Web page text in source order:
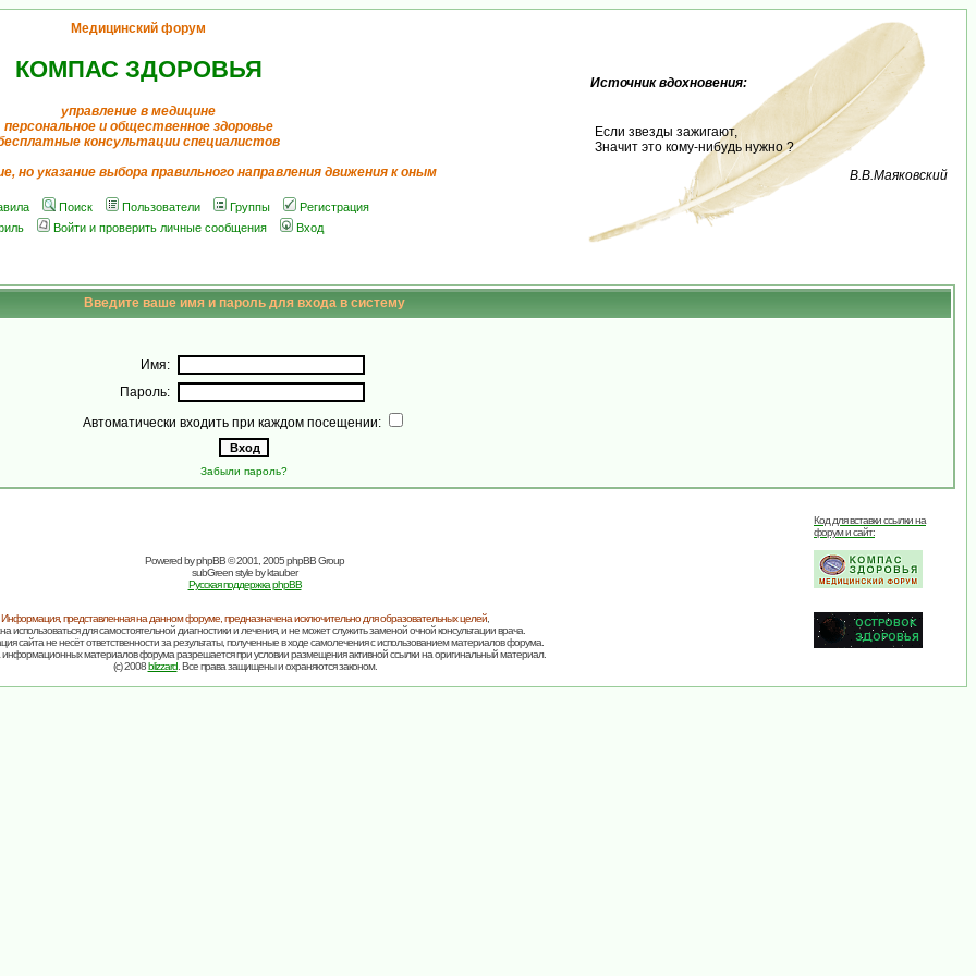
Медицинский форум
КОМПАС ЗДОРОВЬЯ
управление в медицине
персональное и общественное здоровье
консультации специалистов
но указание выбора правильного направления движения к оным
Поиск Пользователи Группы
Регистрация
Войти и проверить личные сообщения Вход
Источник вдохновения:
Если звезды зажигают,
Значит это кому-нибудь нужно ?
В.В.Маяковский
Введите ваше имя и пароль для входа в систему
Имя:
Пароль:
Автоматически входить при каждом посещении:
Забыли пароль?
Powered byphpBB© 2001, 2005 phpBB Group
subGreen style byktauber
Русская поддержка phpBB
Код для вставки ссылки на
форум и сайт:
Информация, представленная на данном форуме, предназначена исключительно для образовательных целей,
использоваться для самостоятельной диагностики и лечения, и не может служить заменой очной консультации врача.
сайта не несёт ответственности за результаты, полученные в ходе самолечения с использованием материалов форума.
информационных материалов форума разрешается при условии размещения активной ссылки на оригинальный материал.
(c) 2008blizzard. Все права защищены и охраняются законом.